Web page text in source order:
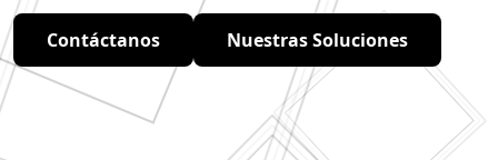
Contáctanos Nuestras Soluciones